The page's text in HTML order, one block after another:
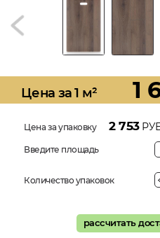
Цена за 1 м² 1
Цена за упаковку 2 753
Введите площадь
Количество упаковок
рассчитать